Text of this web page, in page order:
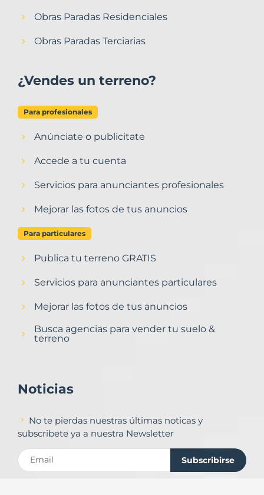
Obras Paradas Residenciales
Obras Paradas Terciarias
¿Vendes un terreno?
Para profesionales
Anúnciate o publicitate
Accede a tu cuenta
Servicios para anunciantes profesionales
Mejorar las fotos de tus anuncios
Para particulares
Publica tu terreno GRATIS
Servicios para anunciantes particulares
Mejorar las fotos de tus anuncios
Busca agencias para vender tu suelo &
terreno
Noticias
No te pierdas nuestras últimas noticas y
subscribete ya a nuestra Newsletter
Subscribirse